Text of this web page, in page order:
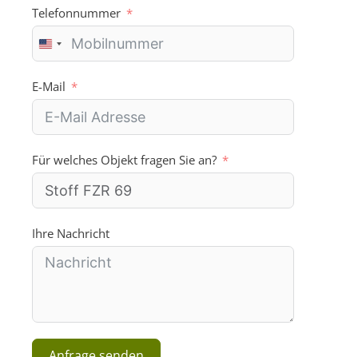
Telefonnummer
U
n
i
t
e
d
t
a
t
s
+
1
E-Mail
Für welches Objekt fragen Sie an?
Ihre Nachricht